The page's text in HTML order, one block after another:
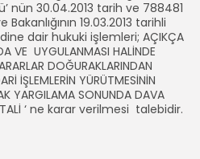
nün 30.04.2013 tarih ve 788481
19.03.2013 tarihli
dair hukuki işlemleri; AÇIKÇA
VE UYGULANMASI HALİNDE
DOĞURAKLARINDAN
İŞLEMLERİN YÜRÜTMESİNİN
YARGILAMA SONUNDA DAVA
‘ ne karar verilmesi talebidir.